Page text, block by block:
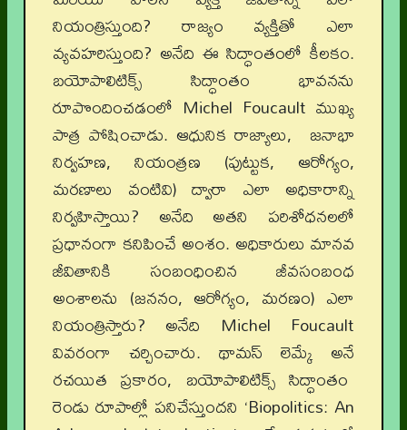
నియంత్రిస్తుంది? రాజ్యం వ్యక్తితో ఎలా
వ్యవహరిస్తుంది? అనేది ఈ సిద్ధాంతంలో కీలకం.
బయోపాలిటిక్స్ సిద్ధాంతం భావనను
రూపొందించడంలో Michel Foucault ముఖ్య
పాత్ర పోషించాడు. ఆధునిక రాజ్యాలు, జనాభా
నిర్వహణ, నియంత్రణ (పుట్టుక, ఆరోగ్యం,
మరణాలు వంటివి) ద్వారా ఎలా అధికారాన్ని
నిర్వహిస్తాయి? అనేది అతని పరిశోధనలలో
ప్రధానంగా కనిపించే అంశం. అధికారులు మానవ
జీవితానికి సంబంధించిన జీవసంబంధ
అంశాలను (జననం, ఆరోగ్యం, మరణం) ఎలా
నియంత్రిస్తారు? అనేది Michel Foucault
వివరంగా చర్చించారు. థామస్ లెమ్కే అనే
రచయిత ప్రకారం, బయోపాలిటిక్స్ సిద్ధాంతం
రెండు రూపాల్లో పనిచేస్తుందని ‘Biopolitics: An